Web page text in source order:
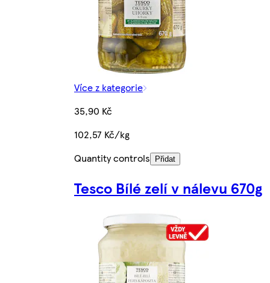
Více z kategorie
35,90 Kč
102,57 Kč/kg
Quantity controls
Přidat
Tesco Bílé zelí v nálevu 670g